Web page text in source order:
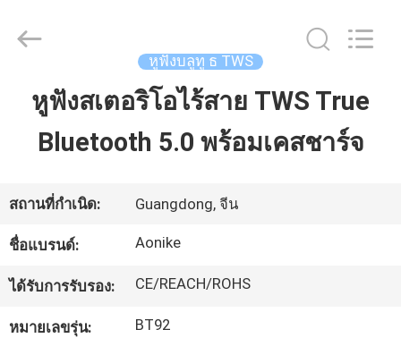
บ้าน
เกี่ยว
กับ
เรา
2025
Reserved.
หูฟังบลูทู ธ TWS
หูฟังสเตอริโอไร้สาย TWS True
Bluetooth 5.0 พร้อมเคสชาร์จ
สถานที่กำเนิด: Guangdong, จีน
ชื่อแบรนด์: Aonike
ได้รับการรับรอง: CE/REACH/ROHS
หมายเลขรุ่น: BT92